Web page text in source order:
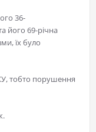
36-
його 69-річна
їх було
тобто порушення